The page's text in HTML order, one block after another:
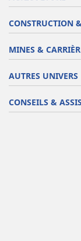
CONSTRUCTION
MINES &
AUTRES UNIVERS
CONSEILS &